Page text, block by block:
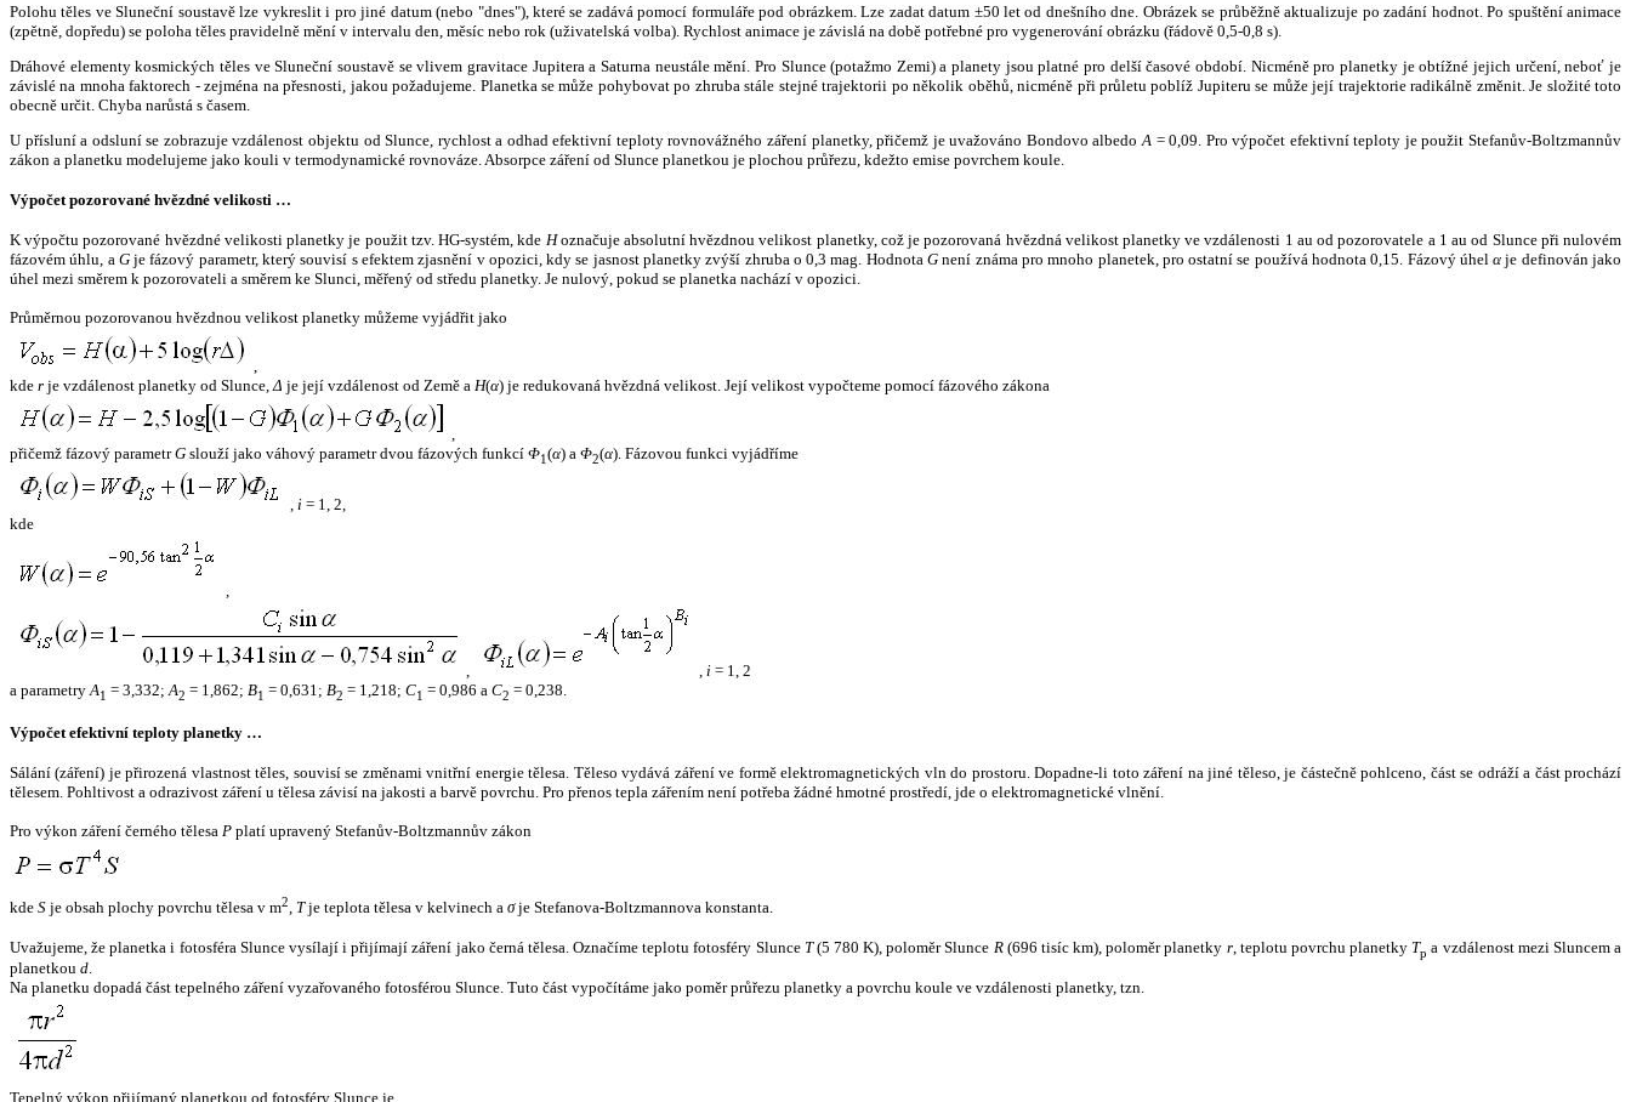
Polohu těles ve Sluneční soustavě lze vykreslit i pro jiné datum (nebo "dnes"), které se zadává pomocí formuláře pod obrázkem. Lze zadat datum ±50 let od dnešního dne. Obrázek se průběžně aktualizuje po zadání hodnot. Po spuštění animace
(zpětně, dopředu) se poloha těles pravidelně mění v intervalu den, měsíc nebo rok (uživatelská volba). Rychlost animace je závislá na době potřebné pro vygenerování obrázku (řádově 0,5-0,8 s).
Dráhové elementy kosmických těles ve Sluneční soustavě se vlivem gravitace Jupitera a Saturna neustále mění. Pro Slunce (potažmo Zemi) a planety jsou platné pro delší časové období. Nicméně pro planetky je obtížné jejich určení, neboť je
závislé na mnoha faktorech - zejména na přesnosti, jakou požadujeme. Planetka se může pohybovat po zhruba stále stejné trajektorii po několik oběhů, nicméně při průletu poblíž Jupiteru se může její trajektorie radikálně změnit. Je složité toto
obecně určit. Chyba narůstá s časem.
U přísluní a odsluní se zobrazuje vzdálenost objektu od Slunce, rychlost a odhad efektivní teploty rovnovážného záření planetky, přičemž je uvažováno Bondovo albedo A = 0,09. Pro výpočet efektivní teploty je použit Stefanův-Boltzmannův
zákon a planetku modelujeme jako kouli v termodynamické rovnováze. Absorpce záření od Slunce planetkou je plochou průřezu, kdežto emise povrchem koule.
Výpočet pozorované hvězdné velikosti …
K výpočtu pozorované hvězdné velikosti planetky je použit tzv. HG-systém, kde Hoznačuje absolutní hvězdnou velikost planetky, což je pozorovaná hvězdná velikost planetky ve vzdálenosti 1 au od pozorovatele a 1 au od Slunce při nulovém
fázovém úhlu, a Gje fázový parametr, který souvisí s efektem zjasnění v opozici, kdy se jasnost planetky zvýší zhruba o 0,3 mag. HodnotaG není známa pro mnoho planetek, pro ostatní se používá hodnota 0,15. Fázový úhelα je definován jako
úhel mezi směrem k pozorovateli a směrem ke Slunci, měřený od středu planetky. Je nulový, pokud se planetka nachází v opozici.
Průměrnou pozorovanou hvězdnou velikost planetky můžeme vyjádřit jako
,
kde r je vzdálenost planetky od Slunce,Δ je její vzdálenost od Země a H(α) je redukovaná hvězdná velikost. Její velikost vypočteme pomocí fázového zákona
,
přičemž fázový parametrG slouží jako váhový parametr dvou fázových funkcí Φ1(α) a Φ2(α). Fázovou funkci vyjádříme
, i = 1, 2,
kde
,
, , i = 1, 2
a parametryA1 = 3,332;A2 = 1,862; B1 = 0,631; B2 = 1,218; C1 = 0,986 a C2 = 0,238.
Výpočet efektivní teploty planetky …
Sálání (záření) je přirozená vlastnost těles, souvisí se změnami vnitřní energie tělesa. Těleso vydává záření ve formě elektromagnetických vln do prostoru. Dopadne-li toto záření na jiné těleso, je částečně pohlceno, část se odráží a část prochází
tělesem. Pohltivost a odrazivost záření u tělesa závisí na jakosti a barvě povrchu. Pro přenos tepla zářením není potřeba žádné hmotné prostředí, jde o elektromagnetické vlnění.
Pro výkon záření černého tělesa P platí upravený Stefanův-Boltzmannův zákon
kde S je obsah plochy povrchu tělesa v m2, Tje teplota tělesa v kelvinech a σje Stefanova-Boltzmannova konstanta.
Uvažujeme, že planetka i fotosféra Slunce vysílají i přijímají záření jako černá tělesa. Označíme teplotu fotosféry Slunce T(5 780 K), poloměr Slunce R(696 tisíc km), poloměr planetky r, teplotu povrchu planetky Tp a vzdálenost mezi Sluncem a
planetkou d.
Na planetku dopadá část tepelného záření vyzařovaného fotosférou Slunce. Tuto část vypočítáme jako poměr průřezu planetky a povrchu koule ve vzdálenosti planetky, tzn.
Tepelný výkon přijímaný planetkou od fotosféry Slunce je